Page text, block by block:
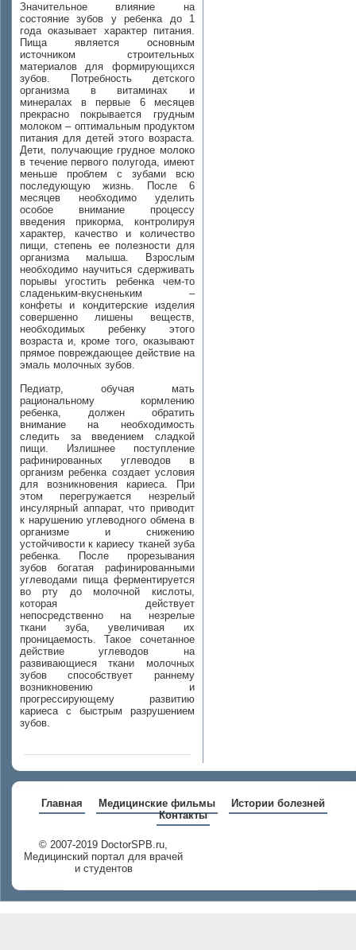
Значительное влияние на
состояние зубов у ребенка до 1
года оказывает характер питания.
Пища является основным
источником строительных
материалов для формирующихся
зубов. Потребность детского
организма в витаминах и
минералах в первые 6 месяцев
прекрасно покрывается грудным
молоком – оптимальным продуктом
питания для детей этого возраста.
Дети, получающие грудное молоко
в течение первого полугода, имеют
меньше проблем с зубами всю
последующую жизнь. После 6
месяцев необходимо уделить
особое внимание процессу
введения прикорма, контролируя
характер, качество и количество
пищи, степень ее полезности для
организма малыша. Взрослым
необходимо научиться сдерживать
порывы угостить ребенка чем-то
сладеньким-вкусненьким –
конфеты и кондитерские изделия
совершенно лишены веществ,
необходимых ребенку этого
возраста и, кроме того, оказывают
прямое повреждающее действие на
эмаль молочных зубов.
Педиатр, обучая мать
рациональному кормлению
ребенка, должен обратить
внимание на необходимость
следить за введением сладкой
пищи. Излишнее поступление
рафинированных углеводов в
организм ребенка создает условия
для возникновения кариеса. При
этом перегружается незрелый
инсулярный аппарат, что приводит
к нарушению углеводного обмена в
организме и снижению
устойчивости к кариесу тканей зуба
ребенка. После прорезывания
зубов богатая рафинированными
углеводами пища ферментируется
во рту до молочной кислоты,
которая действует
непосредственно на незрелые
ткани зуба, увеличивая их
проницаемость. Такое сочетанное
действие углеводов на
развивающиеся ткани молочных
зубов способствует раннему
возникновению и
прогрессирующему развитию
кариеса с быстрым разрушением
зубов.
Главная Медицинские фильмы
Истории болезней
Контакты
© 2007-2019 DoctorSPB.ru,
Медицинский портал для врачей
и студентов